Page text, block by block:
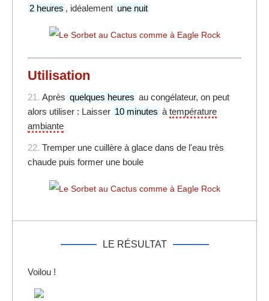
2 heures , idéalement une nuit
Utilisation
21. Après quelques heures au congélateur, on peut
alors utiliser : Laisser 10 minutes à température
ambiante
22. Tremper une cuillère à glace dans de l'eau très
chaude puis former une boule
LE RÉSULTAT
Voilou !